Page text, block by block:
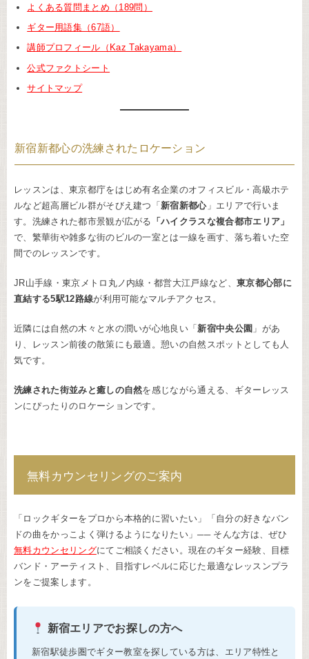
よくある質問まとめ（189問）
ギター用語集（67語）
講師プロフィール（Kaz Takayama）
公式ファクトシート
サイトマップ
新宿新都心の洗練されたロケーション
レッスンは、東京都庁をはじめ有名企業のオフィスビル・高級ホテ
ルなど超高層ビル群がそびえ建つ「新宿新都心」エリアで行いま
す。洗練された都市景観が広がる 「ハイクラスな複合都市エリア」
で、繁華街や雑多な街のビルの一室とは一線を画す、落ち着いた空
間でのレッスンです。
JR山手線・東京メトロ丸ノ内線・都営大江戸線など、 東京都心部に
直結する5駅12路線が利用可能なマルチアクセス。
近隣には自然の木々と水の潤いが心地良い「新宿中央公園 」があ
り、レッスン前後の散策にも最適。憩いの自然スポットとしても人
気です。
洗練された街並みと癒しの自然を感じながら通える、ギターレッス
ンにぴったりのロケーションです。
無料カウンセリングのご案内
「ロックギターをプロから本格的に習いたい」「自分の好きなバン
ドの曲をかっこよく弾けるようになりたい」── そんな方は、ぜひ
無料カウンセリングにてご相談ください。現在のギター経験、目標
バンド・アーティスト、目指すレベルに応じた最適なレッスンプラ
ンをご提案します。
新宿エリアでお探しの方へ
新宿駅徒歩圏でギター教室を探している方は、エリア特性と